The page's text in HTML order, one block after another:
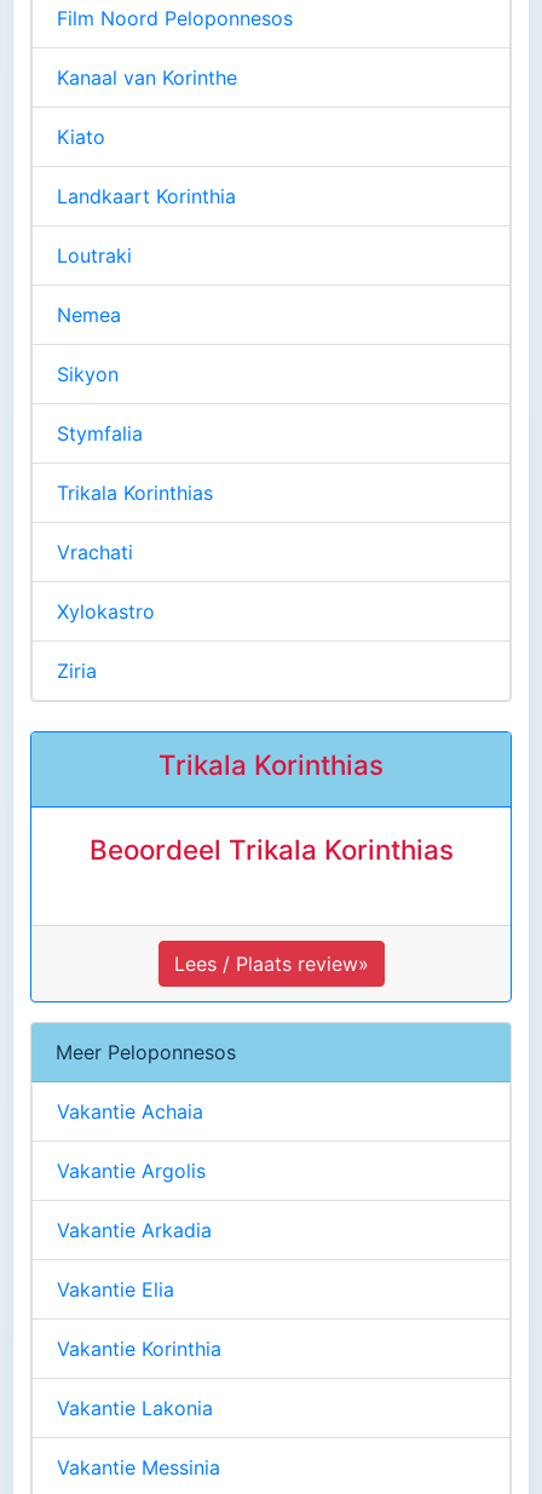
Film Noord Peloponnesos
Kanaal van Korinthe
Kiato
Landkaart Korinthia
Loutraki
Nemea
Sikyon
Stymfalia
Trikala Korinthias
Vrachati
Xylokastro
Ziria
Trikala Korinthias
Beoordeel Trikala Korinthias
Lees / Plaats review»
Meer Peloponnesos
Vakantie Achaia
Vakantie Argolis
Vakantie Arkadia
Vakantie Elia
Vakantie Korinthia
Vakantie Lakonia
Vakantie Messinia